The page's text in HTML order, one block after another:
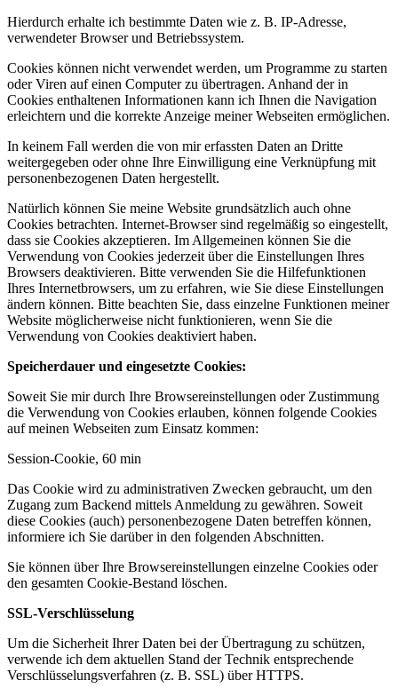
Hierdurch erhalte ich bestimmte Daten wie z. B. IP-Adresse,
verwendeter Browser und Betriebssystem.
Cookies können nicht verwendet werden, um Programme zu starten
oder Viren auf einen Computer zu übertragen. Anhand der in
Cookies enthaltenen Informationen kann ich Ihnen die Navigation
erleichtern und die korrekte Anzeige meiner Webseiten ermöglichen.
In keinem Fall werden die von mir erfassten Daten an Dritte
weitergegeben oder ohne Ihre Einwilligung eine Verknüpfung mit
personenbezogenen Daten hergestellt.
Natürlich können Sie meine Website grundsätzlich auch ohne
Cookies betrachten. Internet-Browser sind regelmäßig so eingestellt,
dass sie Cookies akzeptieren. Im Allgemeinen können Sie die
Verwendung von Cookies jederzeit über die Einstellungen Ihres
Browsers deaktivieren. Bitte verwenden Sie die Hilfefunktionen
Ihres Internetbrowsers, um zu erfahren, wie Sie diese Einstellungen
ändern können. Bitte beachten Sie, dass einzelne Funktionen meiner
Website möglicherweise nicht funktionieren, wenn Sie die
Verwendung von Cookies deaktiviert haben.
Speicherdauer und eingesetzte Cookies:
Soweit Sie mir durch Ihre Browsereinstellungen oder Zustimmung
die Verwendung von Cookies erlauben, können folgende Cookies
auf meinen Webseiten zum Einsatz kommen:
Session-Cookie, 60 min
Das Cookie wird zu administrativen Zwecken gebraucht, um den
Zugang zum Backend mittels Anmeldung zu gewähren. Soweit
diese Cookies (auch) personenbezogene Daten betreffen können,
informiere ich Sie darüber in den folgenden Abschnitten.
Sie können über Ihre Browsereinstellungen einzelne Cookies oder
den gesamten Cookie-Bestand löschen.
SSL-Verschlüsselung
Um die Sicherheit Ihrer Daten bei der Übertragung zu schützen,
verwende ich dem aktuellen Stand der Technik entsprechende
Verschlüsselungsverfahren (z. B. SSL) über HTTPS.